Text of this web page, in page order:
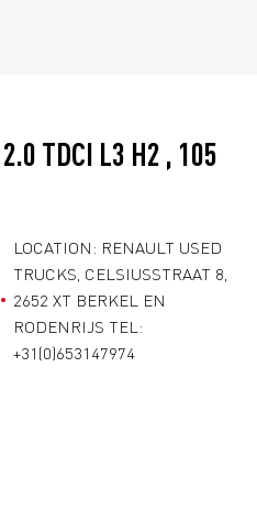
TDCI L3 H2 , 105
LOCATION: RENAULT USED
TRUCKS, CELSIUSSTRAAT 8,
2652 XT BERKEL EN
RODENRIJS TEL:
+31(0)653147974